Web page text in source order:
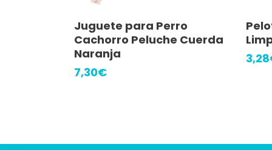
Añadir Al Carrito
Juguete para Perro
Cachorro Peluche Cuerda
Naranja
7,30€
tiene
se
3,28